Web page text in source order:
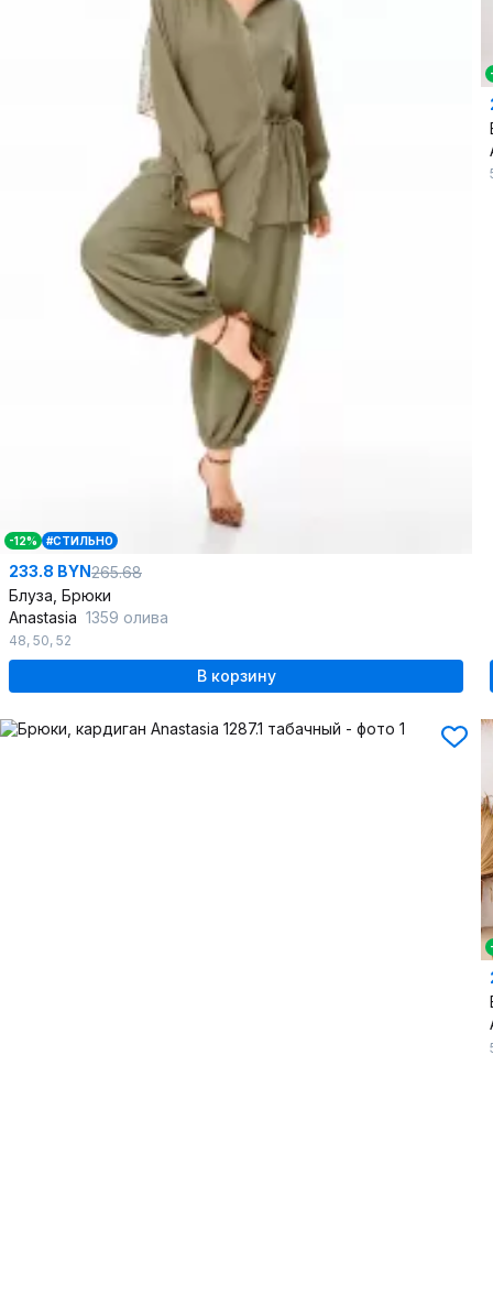
-12% #СТИЛЬНО
233.8 BYN265.68
Блуза, Брюки
Anastasia 1359 олива
48, 50, 52
В корзину